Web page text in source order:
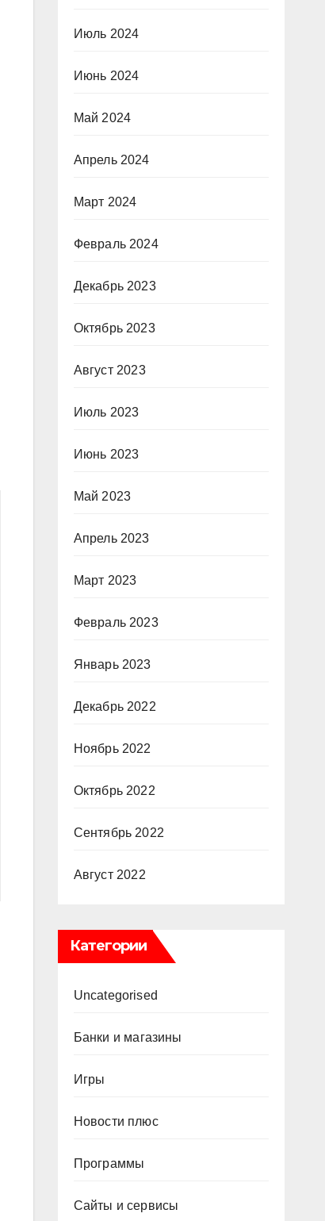
Июль 2024
Июнь 2024
Май 2024
Апрель 2024
Март 2024
Февраль 2024
Декабрь 2023
Октябрь 2023
Август 2023
Июль 2023
Июнь 2023
Май 2023
Апрель 2023
Март 2023
Февраль 2023
Январь 2023
Декабрь 2022
Ноябрь 2022
Октябрь 2022
Сентябрь 2022
Август 2022
Категории
Uncategorised
Банки и магазины
Игры
Новости плюс
Программы
Сайты и сервисы